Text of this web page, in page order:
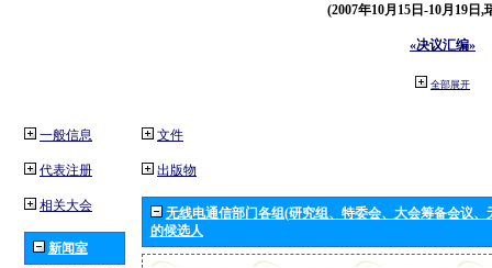
(2007年10月15日-10月19日,
«决议汇编»
全部展开
一般信息
代表注册
相关大会
新闻室
文件
出版物
无线电通信部门各组(研究组、特委会、大会筹备会议
的候选人